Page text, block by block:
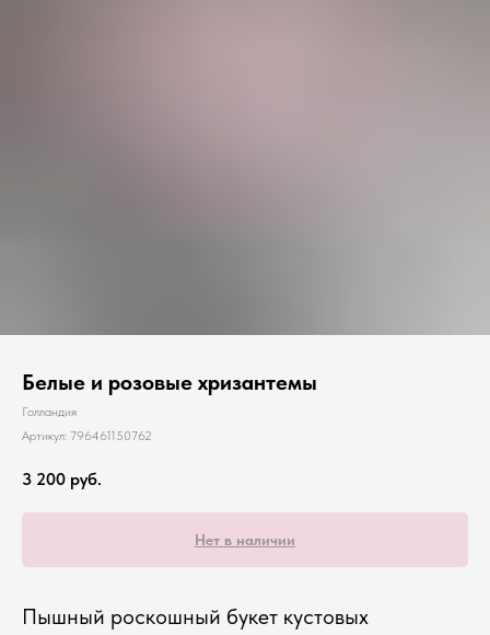
Белые и розовые хризантемы
Голландия
Артикул: 796461150762
3 200 руб.
Нет в наличии
Пышный роскошный букет кустовых